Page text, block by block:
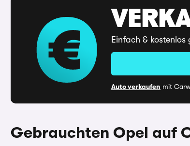
Einfach &
Auto verkaufen mit
Gebrauchten Opel auf